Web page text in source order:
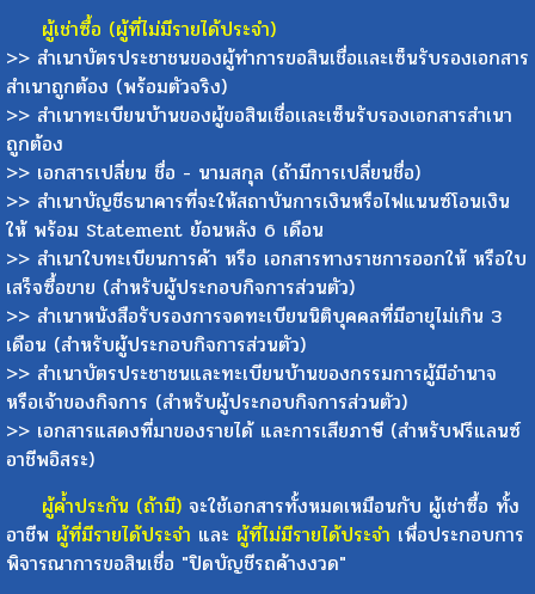
ผู้เช่าซื้อ (ผู้ที่ไม่มีรายได้ประจำ)
>> สำเนาบัตรประชาชนของผู้ทำการขอสินเชื่อเเละเซ็นรับรองเอกสาร
สำเนาถูกต้อง (พร้อมตัวจริง)
>> สำเนาทะเบียนบ้านของผู้ขอสินเชื่อเเละเซ็นรับรองเอกสารสำเนา
ถูกต้อง
>> เอกสารเปลี่ยน ชื่อ - นามสกุล (ถ้ามีการเปลี่ยนชื่อ)
>> สำเนาบัญชีธนาคารที่จะให้สถาบันการเงินหรือไฟแนนซ์โอนเงิน
ให้ พร้อม Statement ย้อนหลัง 6 เดือน
>> สำเนาใบทะเบียนการค้า หรือ เอกสารทางราชการออกให้ หรือใบ
เสร็จซื้อขาย (สำหรับผู้ประกอบกิจการส่วนตัว)
>> สำเนาหนังสือรับรองการจดทะเบียนนิติบุคคลที่มีอายุไม่เกิน 3
เดือน (สำหรับผู้ประกอบกิจการส่วนตัว)
>> สำเนาบัตรประชาชนและทะเบียนบ้านของกรรมการผู้มีอำนาจ
หรือเจ้าของกิจการ (สำหรับผู้ประกอบกิจการส่วนตัว)
>> เอกสารแสดงที่มาของรายได้ และการเสียภาษี (สำหรับฟรีแลนซ์
อาชีพอิสระ)
ผู้ค้ำประกัน (ถ้ามี) จะใช้เอกสารทั้งหมดเหมือนกับ ผู้เช่าซื้อ ทั้ง
อาชีพ ผู้ที่มีรายได้ประจำ และ ผู้ที่ไม่มีรายได้ประจำ เพื่อประกอบการ
พิจารณาการขอสินเชื่อ "ปิดบัญชีรถค้างงวด"